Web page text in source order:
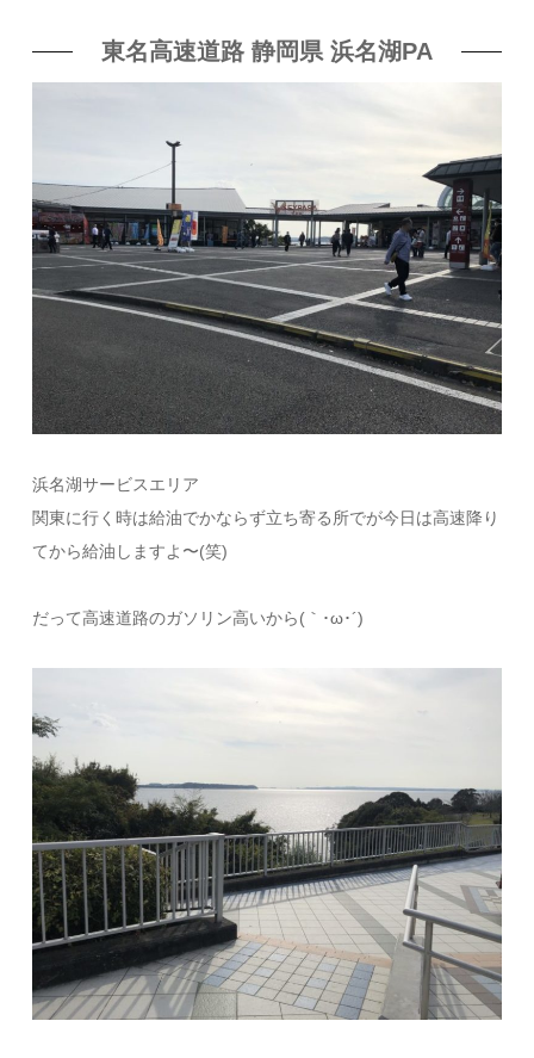
東名高速道路 静岡県 浜名湖PA
浜名湖サービスエリア
関東に行く時は給油でかならず立ち寄る所でが今日は高速降り
てから給油しますよ〜(笑)
だって高速道路のガソリン高いから(｀･ω･´)